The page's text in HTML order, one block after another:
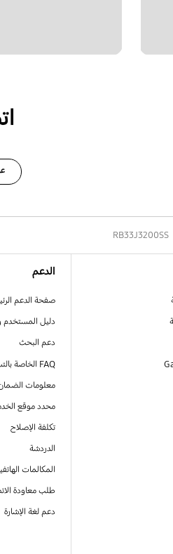
RB33J3200SS
الدعم
صفحة الدعم
دليل المستخدم
دعم البحث
FAQ الخاصة بالتسوّق
معلومات
محدد موقع
تكلفة الإصلاح
الدردشة
المكالمات
طلب معاودة
دعم لغة الإشارة